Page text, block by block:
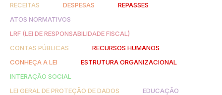
RECEITAS
DESPESAS
REPASSES
ATOS NORMATIVOS
LRF (LEI DE RESPONSABILIDADE FISCAL)
CONTAS PÚBLICAS
RECURSOS HUMANOS
CONHEÇA A LEI
ESTRUTURA ORGANIZACIONAL
INTERAÇÃO SOCIAL
LEI GERAL DE PROTEÇÃO DE DADOS
EDUCAÇÃO